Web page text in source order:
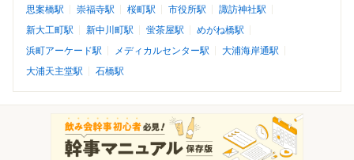
思案橋駅
崇福寺駅 桜町駅 市役所駅
諏訪神社駅
新大工町駅
新中川町駅 蛍茶屋駅
めがね橋駅
浜町アーケード駅
メディカルセンター駅
大浦海岸通駅
大浦天主堂駅
石橋駅